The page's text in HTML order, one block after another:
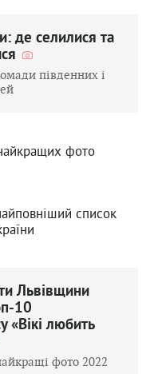
де селилися та
південних і
фото
список
Львівщини
10
«Вікі любить
фото 2022